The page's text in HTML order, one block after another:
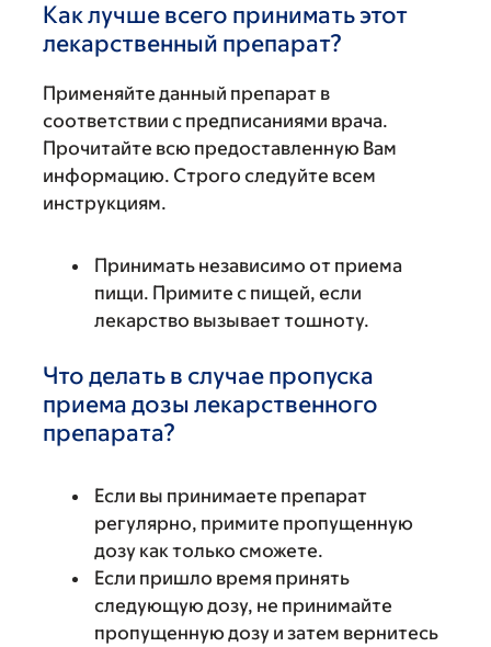
Как лучше всего принимать этот
лекарственный препарат?
Применяйте данный препарат в
соответствии с предписаниями врача.
Прочитайте всю предоставленную Вам
информацию. Строго следуйте всем
инструкциям.
Принимать независимо от приема
пищи. Примите с пищей, если
лекарство вызывает тошноту.
Что делать в случае пропуска
приема дозы лекарственного
препарата?
Если вы принимаете препарат
регулярно, примите пропущенную
дозу как только сможете.
Если пришло время принять
следующую дозу, не принимайте
пропущенную дозу и затем вернитесь